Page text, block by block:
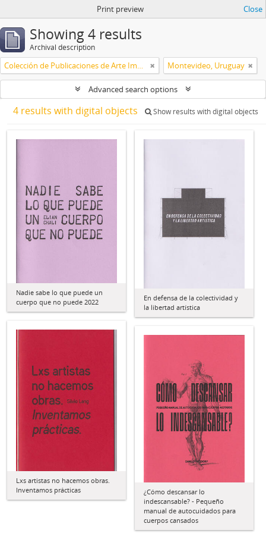
Print preview Close
Showing 4 results
Archival description
Colección de Publicaciones de Arte Impreso Montevideo, Uruguay
Advanced search options
4 results with digital objects Show results with digital objects
Nadie sabe lo que puede un
cuerpo que no puede 2022
En defensa de la colectividad y
la libertad artística
Lxs artistas no hacemos obras.
Inventamos prácticas
¿Cómo descansar lo
indescansable? - Pequeño
manual de autocuidados para
cuerpos cansados